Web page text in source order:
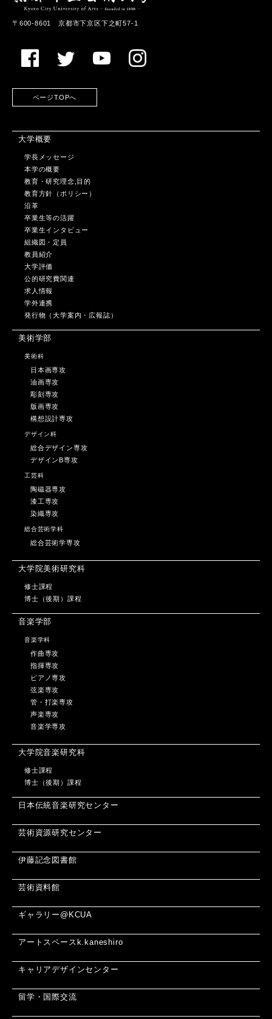
〒600-8601 京都市下京区下之町57-1
ページTOPへ
大学概要
学長メッセージ
本学の概要
教育・研究理念,目的
教育方針（ポリシー）
沿革
卒業生等の活躍
卒業生インタビュー
組織図・定員
教員紹介
大学評価
公的研究費関連
求人情報
学外連携
発行物（大学案内・広報誌）
美術学部
美術科
日本画専攻
油画専攻
彫刻専攻
版画専攻
構想設計専攻
デザイン科
総合デザイン専攻
デザインB専攻
工芸科
陶磁器専攻
漆工専攻
染織専攻
総合芸術学科
総合芸術学専攻
大学院美術研究科
修士課程
博士（後期）課程
音楽学部
音楽学科
作曲専攻
指揮専攻
ピアノ専攻
弦楽専攻
管・打楽専攻
声楽専攻
音楽学専攻
大学院音楽研究科
修士課程
博士（後期）課程
日本伝統音楽研究センター
芸術資源研究センター
伊藤記念図書館
芸術資料館
ギャラリー@KCUA
アートスペースk.kaneshiro
キャリアデザインセンター
留学・国際交流